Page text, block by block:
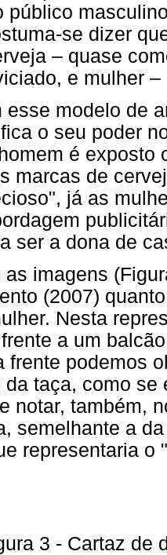
público
se dizer
– quase
e mulher
esse modelo de
o seu poder
é exposto
marcas de
já as
ser a dona de
imagens
(2007)
Nesta
a um
frente podemos
da taça, como
notar, também,
semelhante a
representaria o
3 - Cartaz de